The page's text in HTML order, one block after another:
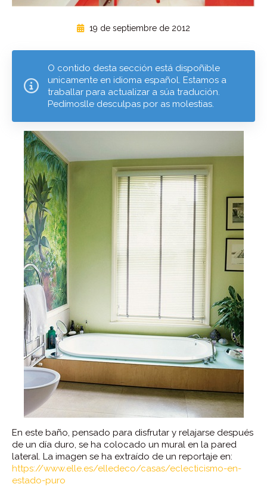
19 de septiembre de 2012
O contido desta sección está dispoñible
unicamente en idioma español. Estamos a
traballar para actualizar a súa tradución.
Pedímoslle desculpas por as molestias.
En este baño, pensado para disfrutar y relajarse después
de un día duro, se ha colocado un mural en la pared
lateral. La imagen se ha extraído de un reportaje en:
https://www.elle.es/elledeco/casas/eclecticismo-en-
estado-puro